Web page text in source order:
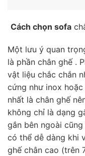
Cách chọn sofa
Một lưu ý quan
là phần chân ghế .
vật liệu chắc chắn
cứng như inox
nhất là chân ghế
không chỉ là dạng
gắn bên ngoài
có thể dễ dàng khi
ghế chân cao (trên